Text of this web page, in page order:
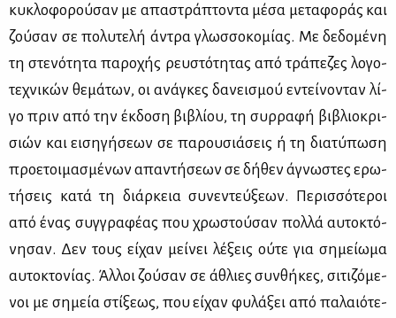
κυ­κλο­φο­ρού­σαν με απα­στρά­πτο­ντα μέ­σα με­τα­φο­ράς και
ζού­σαν σε πο­λυ­τε­λή άντρα γλωσ­σο­κο­μί­ας. Με δε­δο­μέ­νη
τη στε­νό­τη­τα πα­ρο­χής ρευ­στό­τη­τας από τρά­πε­ζες λο­γο­
τε­χνι­κών θε­μά­των, οι ανά­γκες δα­νει­σμού εντεί­νο­νταν λί­
γο πριν από την έκ­δο­ση βι­βλί­ου, τη συρ­ρα­φή βι­βλιο­κρι­
σιών και ει­ση­γή­σε­ων σε πα­ρου­σιά­σεις ή τη δια­τύ­πω­ση
προ­ε­τοι­μα­σμέ­νων απα­ντή­σε­ων σε δή­θεν άγνω­στες ερω­
τή­σεις κα­τά τη διάρ­κεια συ­νε­ντεύ­ξε­ων. Πε­ρισ­σό­τε­ροι
από ένας συγ­γρα­φέ­ας που χρω­στού­σαν πολ­λά αυ­το­κτό­
νη­σαν. Δεν τους εί­χαν μεί­νει λέ­ξεις ού­τε για ση­μεί­ω­μα
αυ­το­κτο­νί­ας. Άλ­λοι ζού­σαν σε άθλιες συν­θή­κες, σι­τι­ζό­με­
νοι με ση­μεία στί­ξε­ως, που εί­χαν φυ­λά­ξει από πα­λαιό­τε­